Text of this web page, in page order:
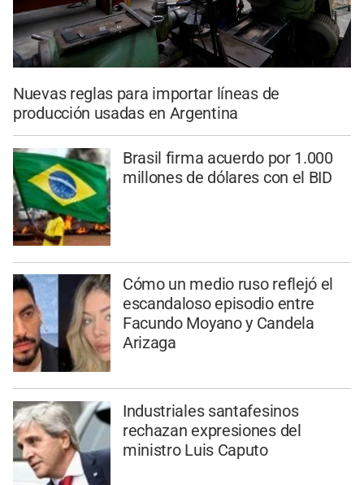
Nuevas reglas para importar líneas de
producción usadas en Argentina
Brasil firma acuerdo por 1.000
millones de dólares con el BID
Cómo un medio ruso reflejó el
escandaloso episodio entre
Facundo Moyano y Candela
Arizaga
Industriales santafesinos
rechazan expresiones del
ministro Luis Caputo